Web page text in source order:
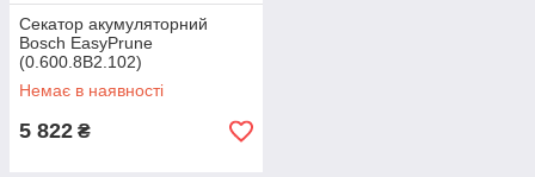
Секатор акумуляторний
Bosch EasyPrune
(0.600.8B2.102)
Немає в наявності
5 822 ₴